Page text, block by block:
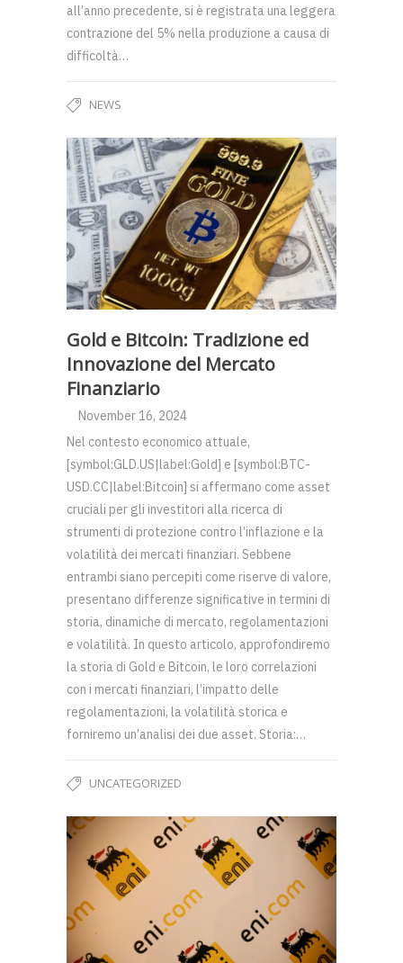
all’anno precedente, si è registrata una leggera
contrazione del 5% nella produzione a causa di
difficoltà…
NEWS
Gold e Bitcoin: Tradizione ed
Innovazione del Mercato
Finanziario
November 16, 2024
Nel contesto economico attuale,
[symbol:GLD.US|label:Gold] e [symbol:BTC-
USD.CC|label:Bitcoin] si affermano come asset
cruciali per gli investitori alla ricerca di
strumenti di protezione contro l’inflazione e la
volatilità dei mercati finanziari. Sebbene
entrambi siano percepiti come riserve di valore,
presentano differenze significative in termini di
storia, dinamiche di mercato, regolamentazioni
e volatilità. In questo articolo, approfondiremo
la storia di Gold e Bitcoin, le loro correlazioni
con i mercati finanziari, l’impatto delle
regolamentazioni, la volatilità storica e
forniremo un’analisi dei due asset. Storia:…
UNCATEGORIZED